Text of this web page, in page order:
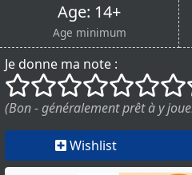
Age: 14+
Age minimum
Je donne ma note :
()
() () () () ()
(Bon - généralement prêt à y
Wishlist